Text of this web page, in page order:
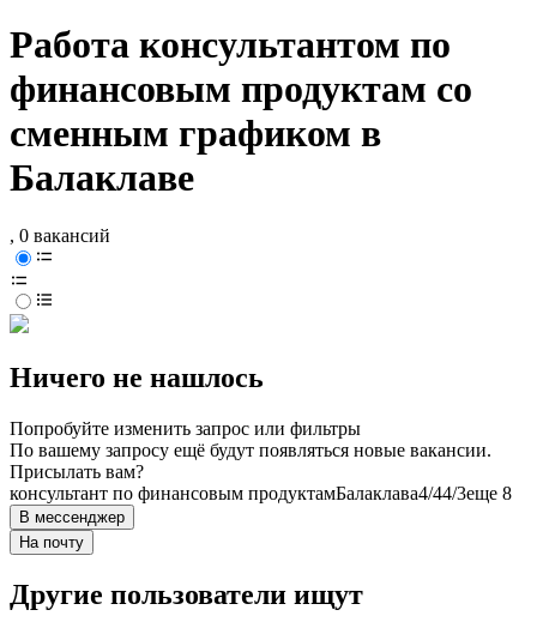
Работа консультантом по
финансовым продуктам со
сменным графиком в
Балаклаве
, 0 вакансий
Ничего не нашлось
Попробуйте изменить запрос или фильтры
По вашему запросу ещё будут появляться новые вакансии.
Присылать вам?
консультант по финансовым продуктамБалаклава4/44/3еще 8
В мессенджер
На почту
Другие пользователи ищут